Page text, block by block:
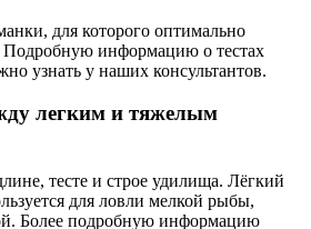
для которого оптимально
Подробную информацию о тестах
узнать у наших консультантов.
легким и тяжелым
тесте и строе удилища. Лёгкий
для ловли мелкой рыбы,
Более подробную информацию